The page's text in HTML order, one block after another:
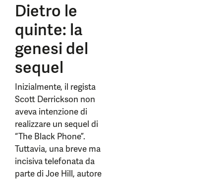
Dietro le
quinte: la
genesi del
sequel
Inizialmente, il regista
Scott Derrickson non
aveva intenzione di
realizzare un sequel di
“The Black Phone”.
Tuttavia, una breve ma
incisiva telefonata da
parte di Joe Hill, autore